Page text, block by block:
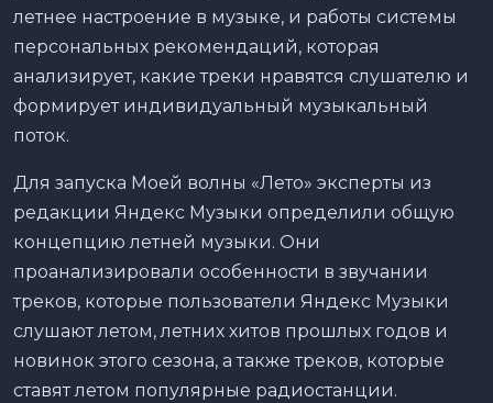
летнее настроение в музыке, и работы системы
персональных рекомендаций, которая
анализирует, какие треки нравятся слушателю и
формирует индивидуальный музыкальный
поток.
Для запуска Моей волны «Лето» эксперты из
редакции Яндекс Музыки определили общую
концепцию летней музыки. Они
проанализировали особенности в звучании
треков, которые пользователи Яндекс Музыки
слушают летом, летних хитов прошлых годов и
новинок этого сезона, а также треков, которые
ставят летом популярные радиостанции.